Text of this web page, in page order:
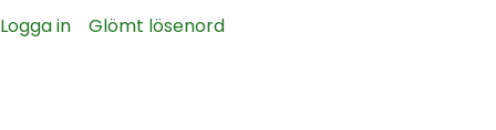
Logga in Glömt lösenord